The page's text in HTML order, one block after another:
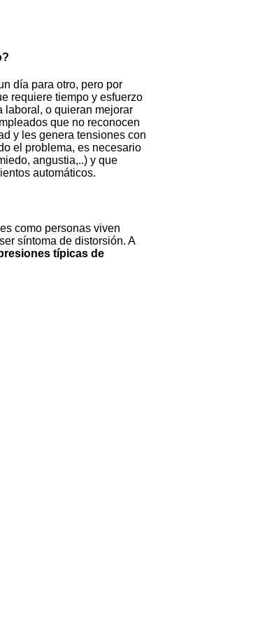
día para otro, pero por
requiere tiempo y esfuerzo
laboral, o quieran mejorar
que no reconocen
y les genera tensiones con
el problema, es necesario
angustia,..) y que
automáticos.
como personas viven
síntoma de distorsión. A
típicas de